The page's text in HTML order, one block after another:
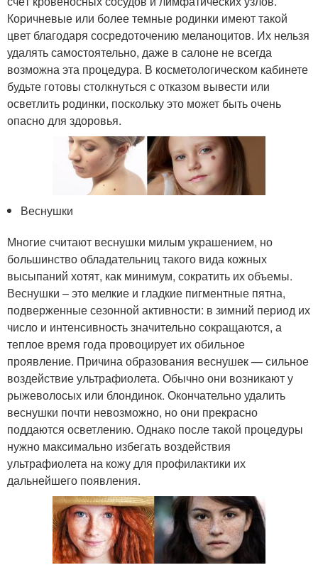
Коричневые или более темные родинки имеют такой
цвет благодаря сосредоточению меланоцитов. Их нельзя
удалять самостоятельно, даже в салоне не всегда
возможна эта процедура. В косметологическом кабинете
будьте готовы столкнуться с отказом вывести или
осветлить родинки, поскольку это может быть очень
опасно для здоровья.
Веснушки
Многие считают веснушки милым украшением, но
большинство обладательниц такого вида кожных
высыпаний хотят, как минимум, сократить их объемы.
Веснушки – это мелкие и гладкие пигментные пятна,
подверженные сезонной активности: в зимний период их
число и интенсивность значительно сокращаются, а
теплое время года провоцирует их обильное
проявление. Причина образования веснушек — сильное
воздействие ультрафиолета. Обычно они возникают у
рыжеволосых или блондинок. Окончательно удалить
веснушки почти невозможно, но они прекрасно
поддаются осветлению. Однако после такой процедуры
нужно максимально избегать воздействия
ультрафиолета на кожу для профилактики их
дальнейшего появления.